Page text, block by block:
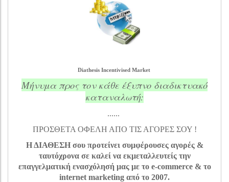
Diathesis Incentivised Market
Μήνυμα προς τον κάθε έξυπνο διαδικτυακό
καταναλωτή:
......
ΠΡΟΣΘΕΤΑ ΟΦΕΛΗ ΑΠΟ ΤΙΣ ΑΓΟΡΕΣ ΣΟΥ !
Η ΔΙΑΘΕΣΗ σου προτείνει συμφέρουσες αγορές &
ταυτόχρονα σε καλεί να εκμεταλλευτείς την
επαγγελματική ενασχόλησή μας με το e-commerce & το
internet marketing από το 2007.